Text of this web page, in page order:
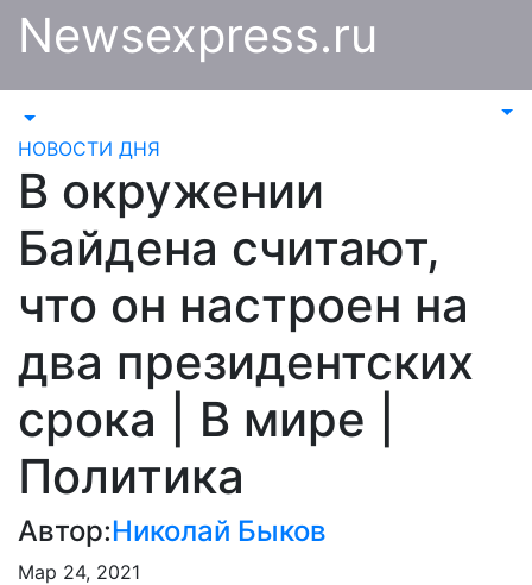
Перейти
Newsexpress.ru
НОВОСТИ ДНЯ
В окружении
Байдена считают,
что он настроен на
два президентских
срока | В мире |
Политика
Автор:Николай Быков
Мар 24, 2021